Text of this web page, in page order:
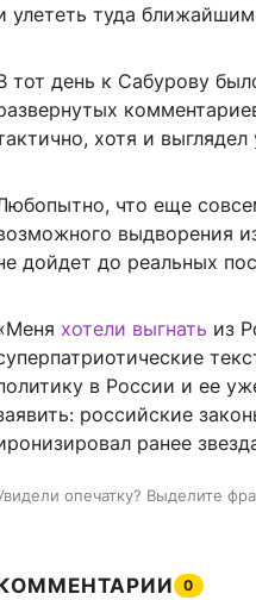
улететь туда
тот день к Сабурову
хотя и
что еще
выдворения
дойдет до реальных
хотели выгнать из
в России и ее
российские
ранее
опечатку? Выделите
0